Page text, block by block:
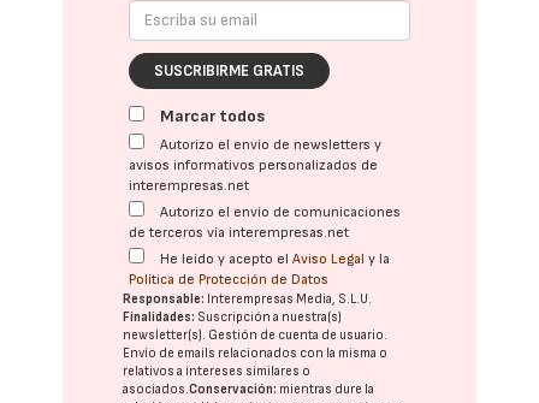
SUSCRIBIRME GRATIS
Marcar todos
Autorizo el envío de newsletters y
avisos informativos personalizados de
interempresas.net
Autorizo el envío de comunicaciones
de terceros vía interempresas.net
He leído y acepto elAviso Legal y la
Política de Protección de Datos
Responsable: Interempresas Media, S.L.U.
Finalidades: Suscripción a nuestra(s)
newsletter(s). Gestión de cuenta de usuario.
Envío de emails relacionados con la misma o
relativos a intereses similares o
asociados.Conservación: mientras dure la